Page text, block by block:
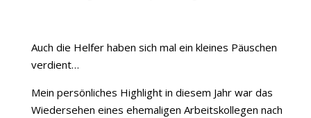
Auch die Helfer haben sich mal ein kleines Päuschen
verdient…
Mein persönliches Highlight in diesem Jahr war das
Wiedersehen eines ehemaligen Arbeitskollegen nach